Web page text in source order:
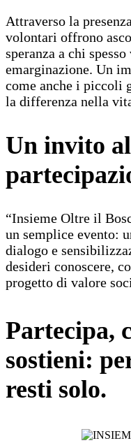
Attraverso la
volontari offrono
speranza a chi
emarginazione. Un
come anche i piccoli
la differenza nella
Un invito
“Insieme Oltre il
un semplice evento:
dialogo e
desideri conoscere,
progetto di valore
Partecipa,
sostieni:
resti solo.